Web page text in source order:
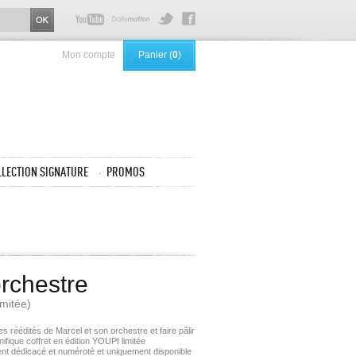
Mon compte Panier (0)
SIGNATURE PROMOS
réédités de Marcel et son orchestre et faire pâlir
coffret en édition YOUPI limitée
dédicacé et numéroté et uniquement disponible